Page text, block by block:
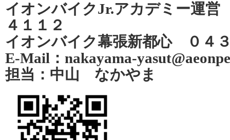
イオンバイクJr.アカデミー運
４１１２
イオンバイク幕張新都心 ０４
E-Mail：nakayama-
担当：中山 なかやま